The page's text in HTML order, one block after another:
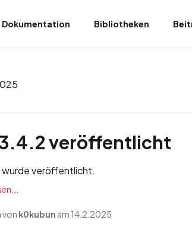
Dokumentation Bibliotheken
3.4.2 veröffentlicht
wurde veröffentlicht.
von k0kubun am 14.2.2025